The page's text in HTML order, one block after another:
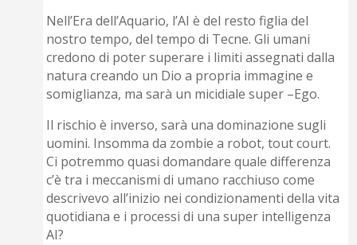
Nell’Era dell’Aquario, l’AI è del resto figlia del
nostro tempo, del tempo di Tecne. Gli umani
credono di poter superare i limiti assegnati dalla
natura creando un Dio a propria immagine e
somiglianza, ma sarà un micidiale super –Ego.
Il rischio è inverso, sarà una dominazione sugli
uomini. Insomma da zombie a robot, tout court.
Ci potremmo quasi domandare quale differenza
c’è tra i meccanismi di umano racchiuso come
descrivevo all’inizio nei condizionamenti della vita
quotidiana e i processi di una super intelligenza
AI?